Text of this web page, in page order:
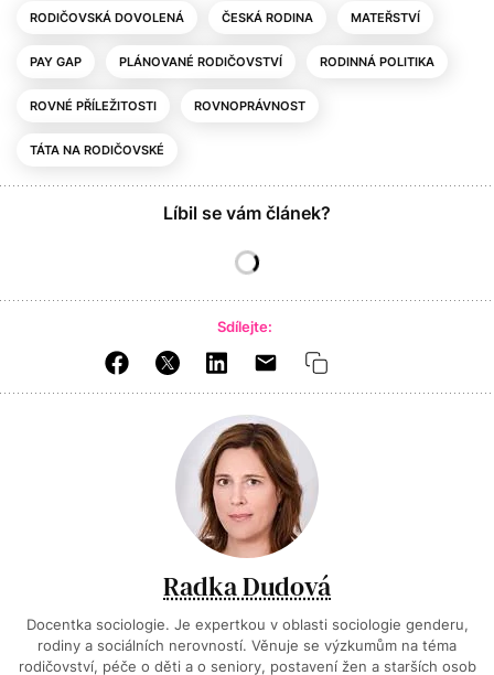
RODIČOVSKÁ DOVOLENÁ ČESKÁ RODINA MATEŘSTVÍ
PAY GAP PLÁNOVANÉ RODIČOVSTVÍ RODINNÁ POLITIKA
ROVNÉ PŘÍLEŽITOSTI ROVNOPRÁVNOST
TÁTA NA RODIČOVSKÉ
Líbil se vám článek?
Sdílejte:
Radka Dudová
Docentka sociologie. Je expertkou v oblasti sociologie genderu,
rodiny a sociálních nerovností. Věnuje se výzkumům na téma
rodičovství, péče o děti a o seniory, postavení žen a starších osob